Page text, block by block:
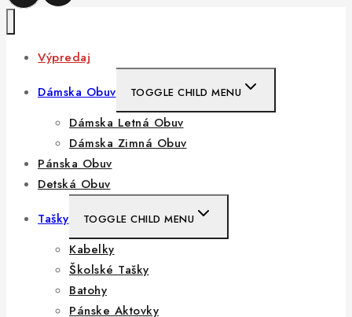
Výpredaj
Dámska Obuv
TOGGLE CHILD MENU
Dámska Letná Obuv
Dámska Zimná Obuv
Pánska Obuv
Detská Obuv
Tašky
TOGGLE CHILD MENU
Kabelky
Školské Tašky
Batohy
Pánske Aktovky